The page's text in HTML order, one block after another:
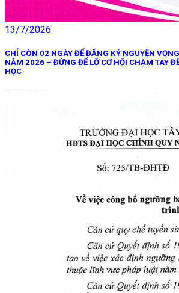
13/7/2026
CHỈ CÒN 02 NGÀY ĐỂ ĐĂNG KÝ NGUYỆN
NĂM 2026 – ĐỪNG ĐỂ LỠ CƠ HỘI CHẠM TAY
HỌC